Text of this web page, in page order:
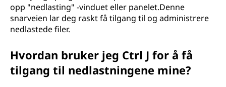
opp "nedlasting" -vinduet eller panelet.Denne
snarveien lar deg raskt få tilgang til og administrere
nedlastede filer.
Hvordan bruker jeg Ctrl J for å få
tilgang til nedlastningene mine?